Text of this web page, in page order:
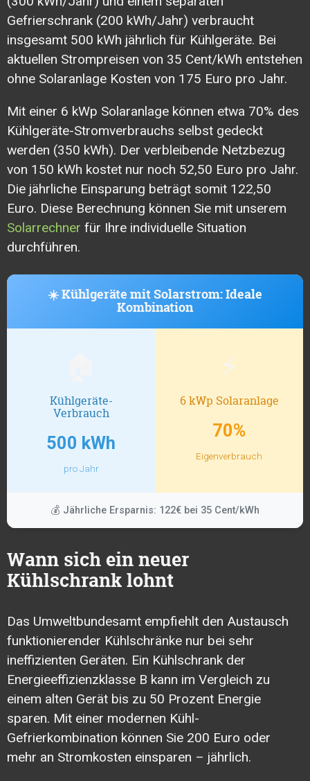
Gefrierschrank (200 kWh/Jahr) verbraucht
insgesamt 500 kWh jährlich für Kühlgeräte. Bei
aktuellen Strompreisen von 35 Cent/kWh entstehen
ohne Solaranlage Kosten von 175 Euro pro Jahr.
Mit einer 6 kWp Solaranlage können etwa 70% des
Kühlgeräte-Stromverbrauchs selbst gedeckt
werden (350 kWh). Der verbleibende Netzbezug
von 150 kWh kostet nur noch 52,50 Euro pro Jahr.
Die jährliche Einsparung beträgt somit 122,50
Euro. Diese Berechnung können Sie mit unserem
Solarrechner für Ihre individuelle Situation
durchführen.
☀️ Kühlgeräte mit Solarstrom: Ideale
Kombination
Kühlgeräte-
Verbrauch
500 kWh
pro Jahr
⚡
6 kWp Solaranlage
70%
Eigenverbrauch
💰 Jährliche Ersparnis: 122€ bei 35 Cent/kWh
Wann sich ein neuer
Kühlschrank lohnt
Das Umweltbundesamt empfiehlt den Austausch
funktionierender Kühlschränke nur bei sehr
ineffizienten Geräten. Ein Kühlschrank der
Energieeffizienzklasse B kann im Vergleich zu
einem alten Gerät bis zu 50 Prozent Energie
sparen. Mit einer modernen Kühl-
Gefrierkombination können Sie 200 Euro oder
mehr an Stromkosten einsparen – jährlich.